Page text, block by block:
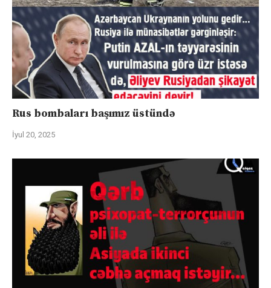
Rus bombaları başımız üstündə
İyul 20, 2025